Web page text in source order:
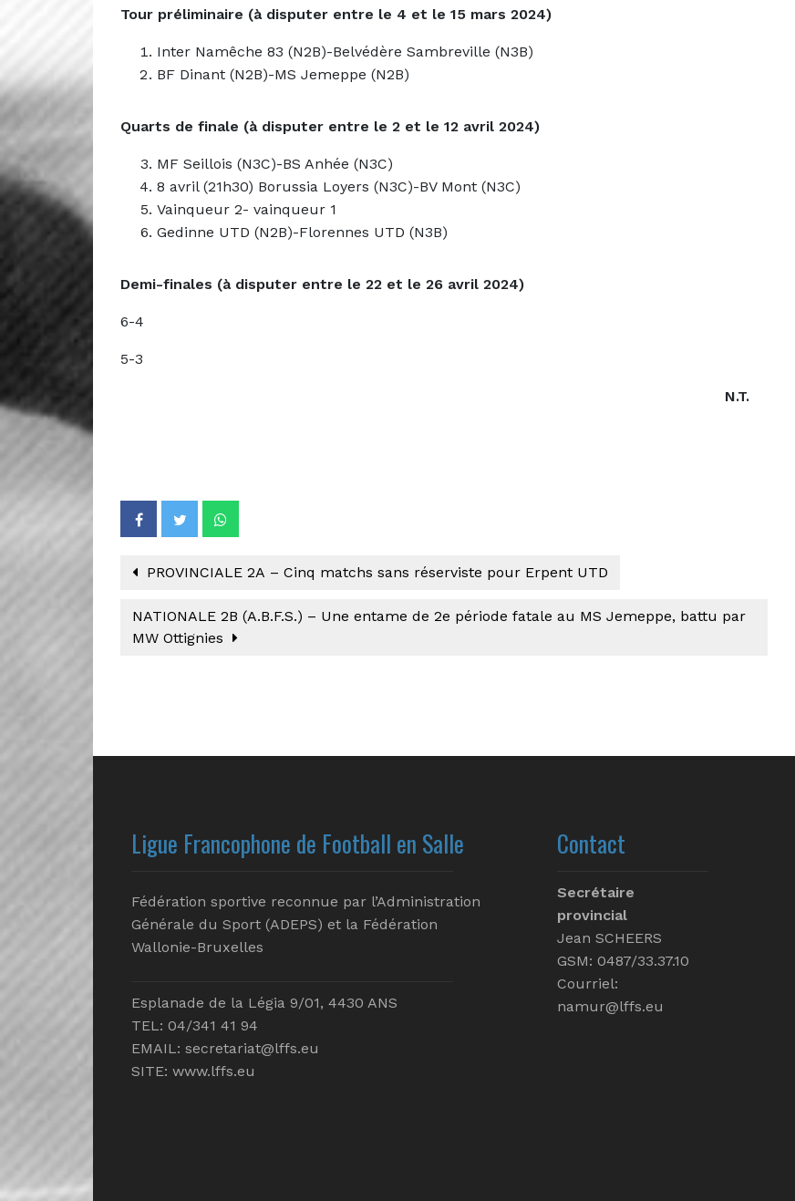
Tour préliminaire (à disputer entre le 4 et le 15 mars 2024)
Inter Namêche 83 (N2B)-Belvédère Sambreville (N3B)
BF Dinant (N2B)-MS Jemeppe (N2B)
Quarts de finale (à disputer entre le 2 et le 12 avril 2024)
MF Seillois (N3C)-BS Anhée (N3C)
8 avril (21h30) Borussia Loyers (N3C)-BV Mont (N3C)
Vainqueur 2- vainqueur 1
Gedinne UTD (N2B)-Florennes UTD (N3B)
Demi-finales (à disputer entre le 22 et le 26 avril 2024)
6-4
5-3
N.T.
PROVINCIALE 2A – Cinq matchs sans réserviste pour Erpent UTD
NATIONALE 2B (A.B.F.S.) – Une entame de 2e période fatale au MS Jemeppe, battu par
MW Ottignies
Ligue Francophone de Football en Salle
Fédération sportive reconnue par l’Administration
Générale du Sport (ADEPS) et la Fédération
Wallonie-Bruxelles
Esplanade de la Légia 9/01, 4430 ANS
TEL: 04/341 41 94
EMAIL: secretariat@lffs.eu
SITE: www.lffs.eu
Contact
Secrétaire
provincial
Jean SCHEERS
GSM: 0487/33.37.10
Courriel:
namur@lffs.eu